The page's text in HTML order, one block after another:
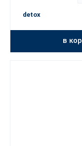
detox
в